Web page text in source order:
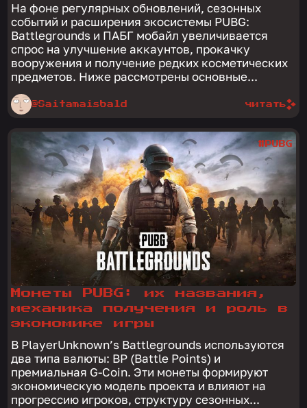
На фоне регулярных обновлений, сезонных
событий и расширения экосистемы PUBG:
Battlegrounds и ПАБГ мобайл увеличивается
спрос на улучшение аккаунтов, прокачку
вооружения и получение редких косметических
предметов. Ниже рассмотрены основные...
@Saitamaisbald читать
Монеты PUBG: их названия,
механика получения и роль в
экономике игры
В PlayerUnknown’s Battlegrounds используются
два типа валюты: BP (Battle Points) и
премиальная G-Coin. Эти монеты формируют
экономическую модель проекта и влияют на
прогрессию игроков, структуру сезонных...
#PUBG